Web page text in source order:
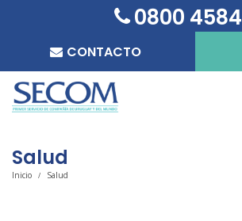
0800 4584
CONTACTO
Salud
Inicio / Salud